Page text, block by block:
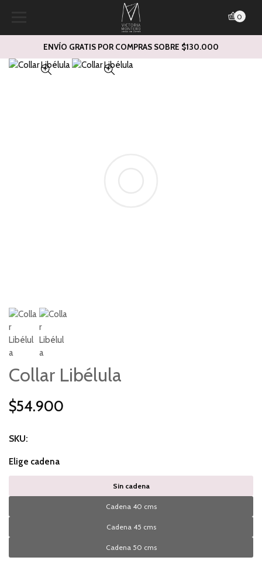
ENVÍO GRATIS POR COMPRAS SOBRE $130.000
0
Collar Libélula
$54.900
SKU:
Elige cadena
Sin cadena
Cadena 40 cms
Cadena 45 cms
Cadena 50 cms